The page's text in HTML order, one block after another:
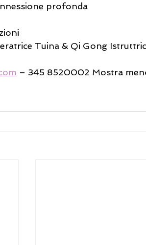
profonda
Tuina & Qi Gong
– 345 8520002 Mostra